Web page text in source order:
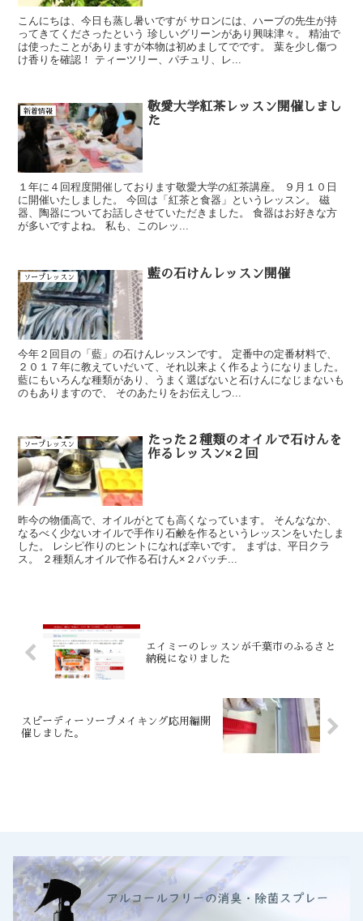
こんにちは、今日も蒸し暑いですが サロンには、ハーブの先生が持
ってきてくださったという 珍しいグリーンがあり興味津々。 精油で
は使ったことがありますが本物は初めましてでです。 葉を少し傷つ
け香りを確認！ ティーツリー、パチュリ、レ...
新着情報
敬愛大学紅茶レッスン開催しまし
た
１年に４回程度開催しております敬愛大学の紅茶講座。 ９月１０日
に開催いたしました。 今回は「紅茶と食器」というレッスン。 磁
器、陶器についてお話しさせていただきました。 食器はお好きな方
が多いですよね。 私も、このレッ...
ソープレッスン 藍の石けんレッスン開催
今年２回目の「藍」の石けんレッスンです。 定番中の定番材料で、
２０１７年に教えていだいて、それ以来よく作るようになりました。
藍にもいろんな種類があり、うまく選ばないと石けんになじまないも
のもありますので、 そのあたりをお伝えしつ...
ソープレッスン
たった２種類のオイルで石けんを
作るレッスン×２回
昨今の物価高で、オイルがとても高くなっています。 そんななか、
なるべく少ないオイルで手作り石鹸を作るというレッスンをいたしま
した。 レシピ作りのヒントになれば幸いです。 まずは、平日クラ
ス。 ２種類んオイルで作る石けん×２バッチ...
エイミーのレッスンが千葉市のふるさと
納税になりました
スピーディーソープメイキング応用編開
催しました。